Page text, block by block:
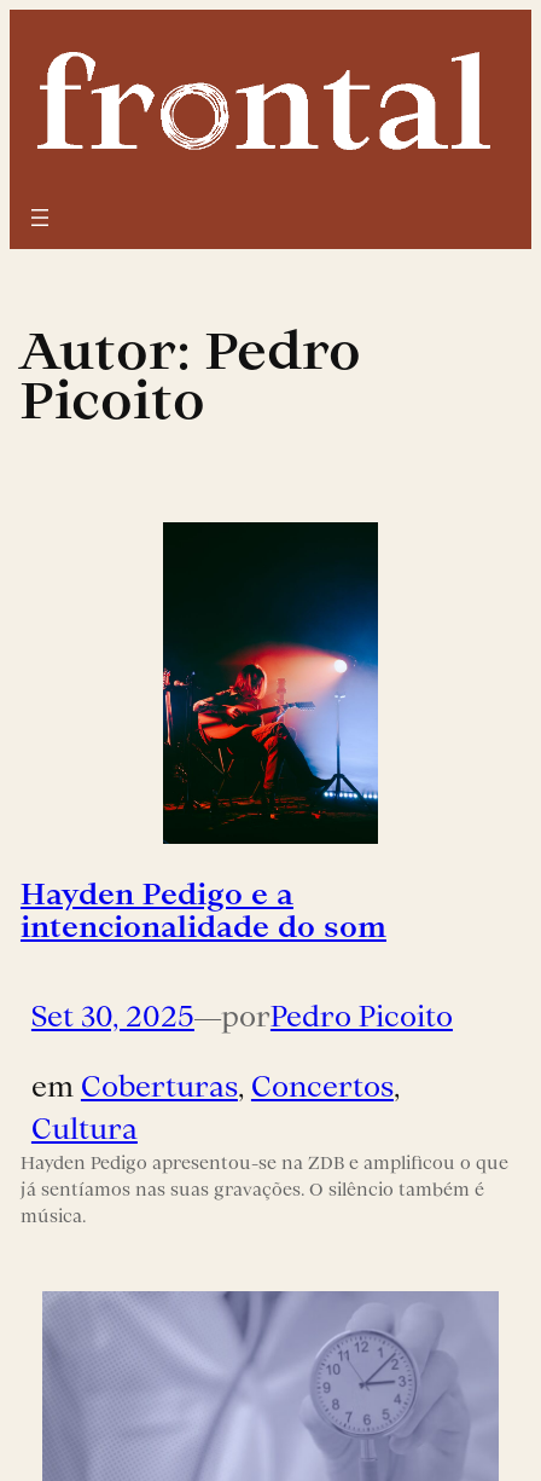
para
Autor: Pedro
Picoito
Hayden Pedigo e a
intencionalidade do som
Set 30, 2025—porPedro Picoito
em Coberturas, Concertos
Cultura
Hayden Pedigo apresentou-se na ZDB e amplificou o que
já sentíamos nas suas gravações. O silêncio também é
música.